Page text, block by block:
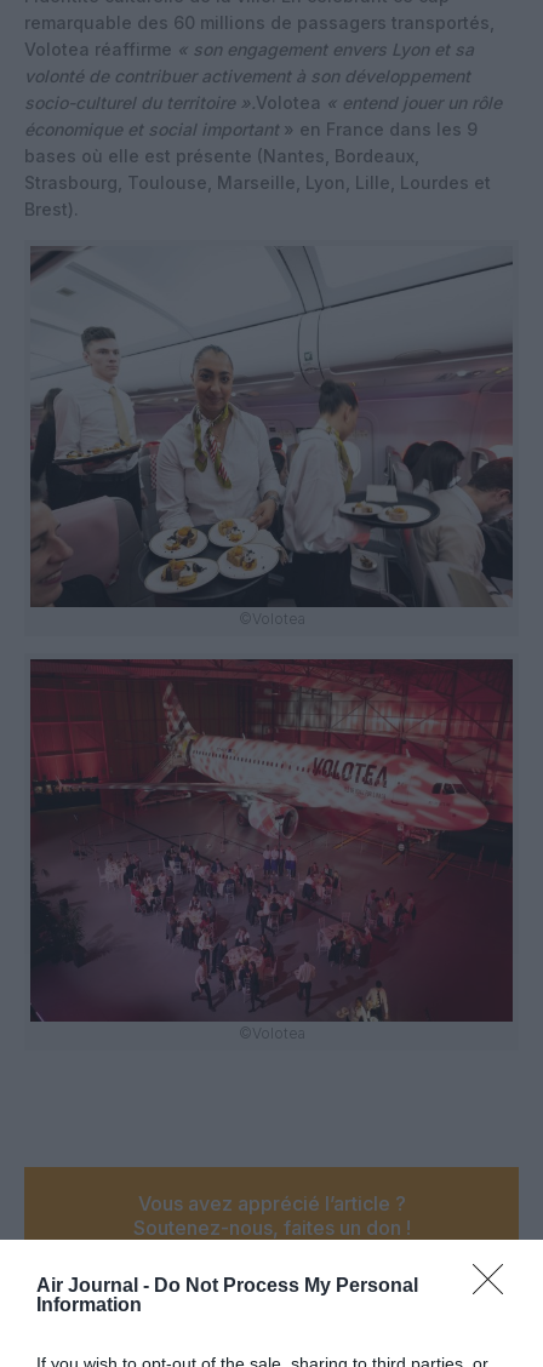
Air Journal - Do Not Process My Personal
Information
If you wish to opt-out of the sale, sharing to third parties, or
remarquable des 60 millions de passagers transportés,
Volotea réaffirme « son engagement envers Lyon et sa
volonté de contribuer activement à son développement
socio-culturel du territoire ».Volotea « entend jouer un rôle
économique et social important » en France dans les 9
bases où elle est présente (Nantes, Bordeaux,
Strasbourg, Toulouse, Marseille, Lyon, Lille, Lourdes et
Brest).
©Volotea
©Volotea
Vous avez apprécié l’article ?
Soutenez-nous, faites un don !